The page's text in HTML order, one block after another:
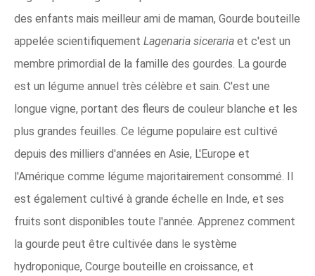
des enfants mais meilleur ami de maman, Gourde bouteille
appelée scientifiquement Lagenaria siceraria et c'est un
membre primordial de la famille des gourdes. La gourde
est un légume annuel très célèbre et sain. C'est une
longue vigne, portant des fleurs de couleur blanche et les
plus grandes feuilles. Ce légume populaire est cultivé
depuis des milliers d'années en Asie, L'Europe et
l'Amérique comme légume majoritairement consommé. Il
est également cultivé à grande échelle en Inde, et ses
fruits sont disponibles toute l'année. Apprenez comment
la gourde peut être cultivée dans le système
hydroponique, Courge bouteille en croissance, et